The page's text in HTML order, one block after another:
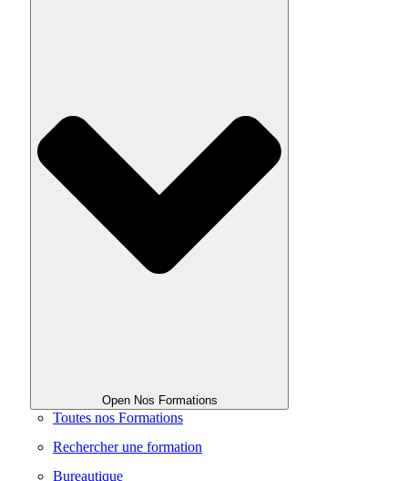
Open Nos Formations
Toutes nos Formations
Rechercher une formation
Bureautique